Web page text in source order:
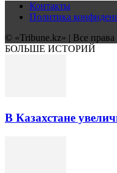
Контакты
Политика
© «Tribune.kz» | Все
БОЛЬШЕ ИСТОРИЙ
В Казахстане